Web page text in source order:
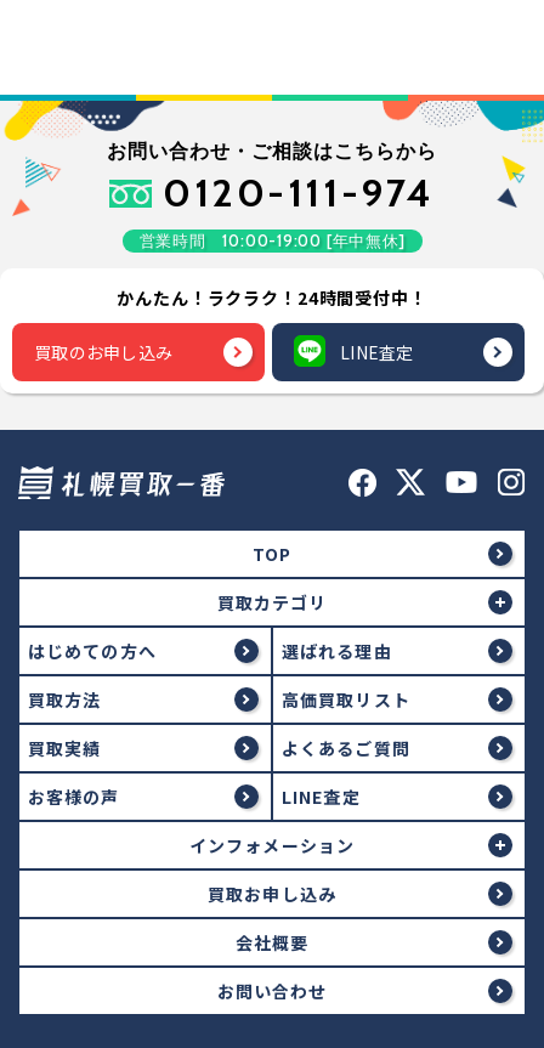
お問い合わせ・ご相談はこちらから
0120-111-974
営業時間 10:00-19:00 [年中無休]
かんたん！ラクラク！24時間受付中！
買取のお申し込み LINE査定
TOP
買取カテゴリ
はじめての方へ
選ばれる理由
買取方法
高価買取リスト
買取実績
よくあるご質問
お客様の声
LINE査定
インフォメーション
買取お申し込み
会社概要
お問い合わせ